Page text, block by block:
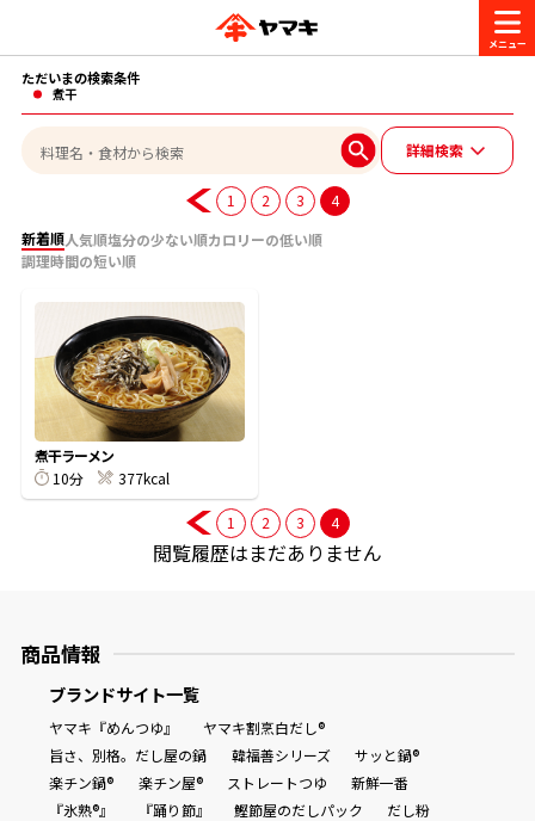
商品情報
ヤマキ『めんつゆ』
旨さ、別格。だし屋の鍋
レシピ
おいしいレシピを探す
おいしいレシピトップ
主食レシピ
主菜レシピ
おいしいレシピを商品から探す
かつお節レシピ
かつお節・だしを楽しむ
かつお節・だしを知る
だしの取り方
かつお節の削り方
かつお節・だしをもっと知る
かつお節・だしを楽しむ
だしコミュ
CM・キャンペーン
キャンペーン一覧
企業・採用情報
企業情報
- ジョブリターン制
お問い合わせ
オンラインショップ
Global
ただいまの検索条件
煮干
詳細検索
1 2 3
4
新着順人気順塩分の少ない順カロリーの低い順
調理時間の短い順
煮干ラーメン
10分
377kcal
1 2 3 4
閲覧履歴はまだありません
商品情報
ブランドサイト一覧
ヤマキ『めんつゆ』
ヤマキ割烹白だし®
旨さ、別格。だし屋の鍋
韓福善シリーズ
サッと鍋®
楽チン鍋®
楽チン屋® ストレートつゆ
新鮮一番
『氷熟®』
『踊り節』 鰹節屋のだしパック だし粉